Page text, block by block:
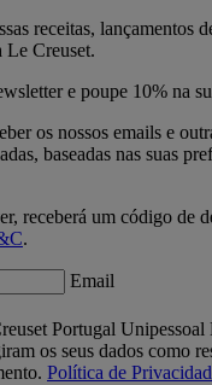
receitas, lançamentos
Le Creuset.
e poupe 10% na
os nossos emails e
baseadas nas suas
receberá um código de
.
Email
Portugal
os seus dados como
Política de